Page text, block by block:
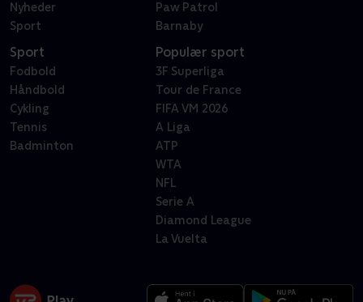
Nyheder
Sport
Paw Patrol
Barnaby
Sport
Fodbold
Håndbold
Cykling
Tennis
Badminton
Populær sport
3F Superliga
Tour de France
FIFA VM 2026
A Liga
ATP
WTA
NFL
Serie A
Diamond League
La Vuelta